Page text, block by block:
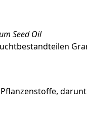
Seed Oil